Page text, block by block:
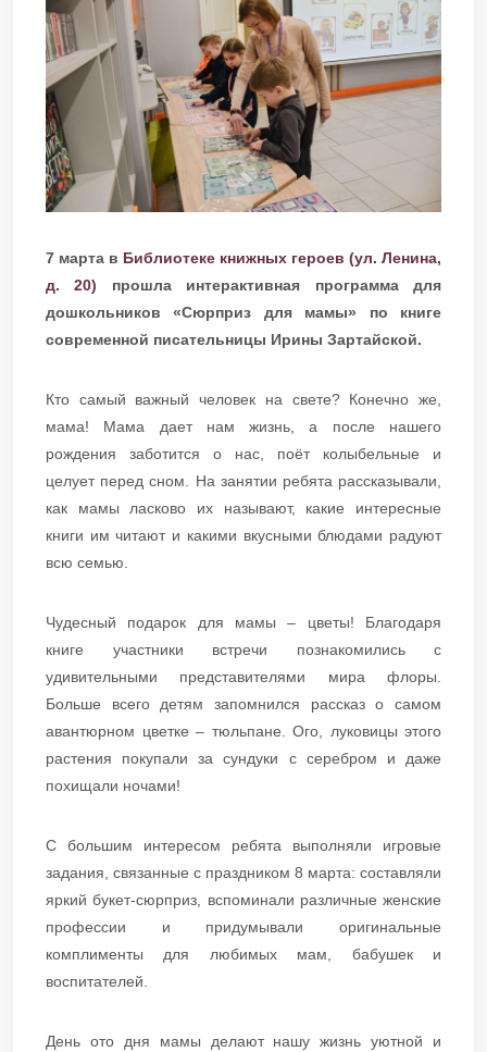
7 марта в Библиотеке книжных героев (ул. Ленина,
д. 20) прошла интерактивная программа для
дошкольников «Сюрприз для мамы» по книге
современной писательницы Ирины Зартайской.
Кто самый важный человек на свете? Конечно же,
мама! Мама дает нам жизнь, а после нашего
рождения заботится о нас, поёт колыбельные и
целует перед сном. На занятии ребята рассказывали,
как мамы ласково их называют, какие интересные
книги им читают и какими вкусными блюдами радуют
всю семью.
Чудесный подарок для мамы – цветы! Благодаря
книге участники встречи познакомились с
удивительными представителями мира флоры.
Больше всего детям запомнился рассказ о самом
авантюрном цветке – тюльпане. Ого, луковицы этого
растения покупали за сундуки с серебром и даже
похищали ночами!
С большим интересом ребята выполняли игровые
задания, связанные с праздником 8 марта: составляли
яркий букет-сюрприз, вспоминали различные женские
профессии и придумывали оригинальные
комплименты для любимых мам, бабушек и
воспитателей.
День ото дня мамы делают нашу жизнь уютной и